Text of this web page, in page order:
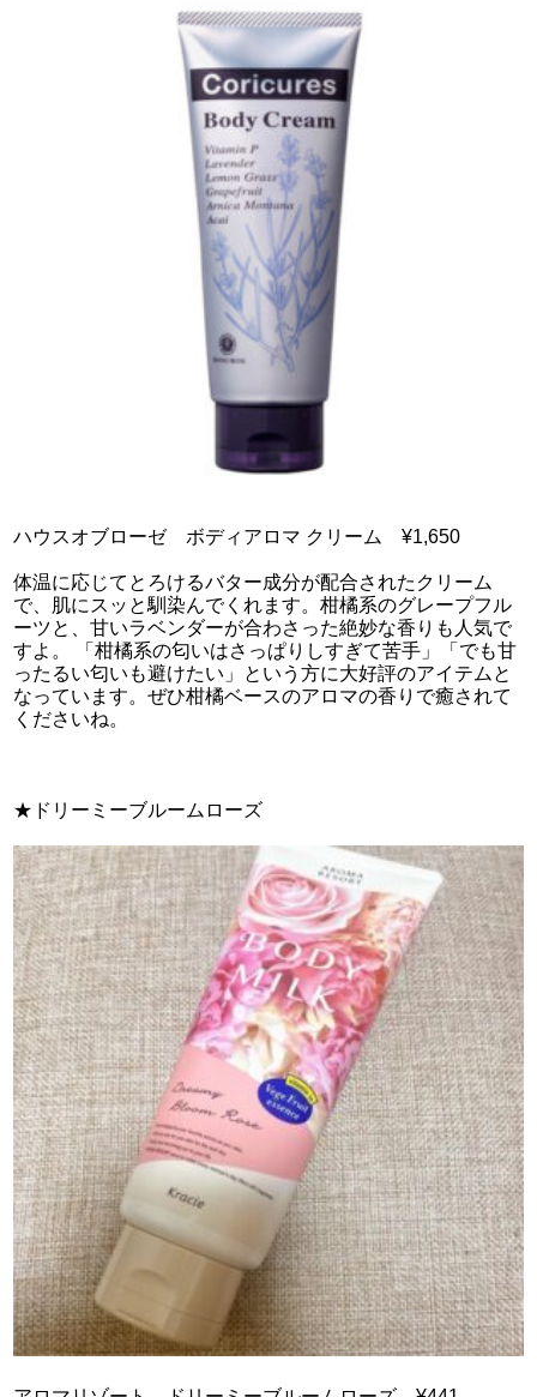
ハウスオブローゼ ボディアロマ クリーム ¥1,650
体温に応じてとろけるバター成分が配合されたクリーム
で、肌にスッと馴染んでくれます。柑橘系のグレープフル
ーツと、甘いラベンダーが合わさった絶妙な香りも人気で
すよ。 「柑橘系の匂いはさっぱりしすぎて苦手」「でも甘
ったるい匂いも避けたい」という方に大好評のアイテムと
なっています。ぜひ柑橘ベースのアロマの香りで癒されて
くださいね。
★ドリーミーブルームローズ